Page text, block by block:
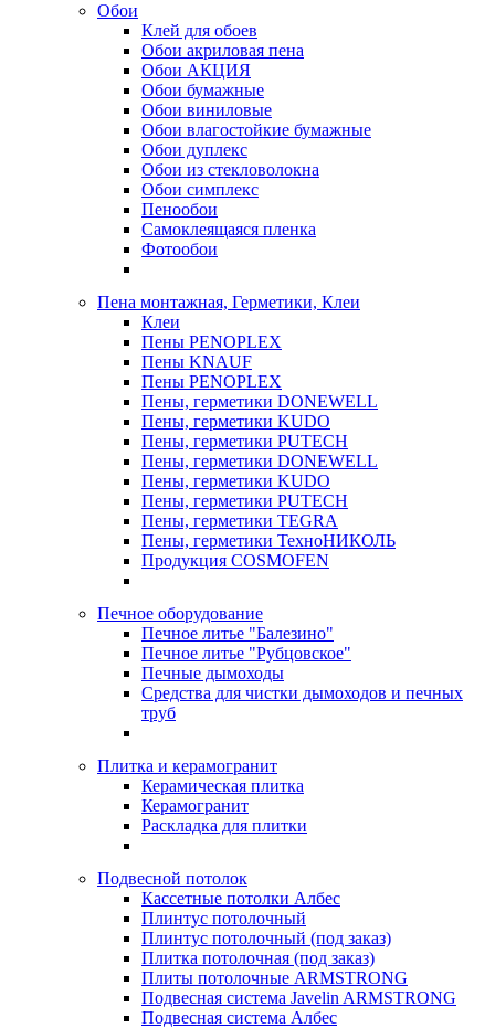
Обои
Клей для обоев
Обои акриловая пена
Обои АКЦИЯ
Обои бумажные
Обои виниловые
Обои влагостойкие бумажные
Обои дуплекс
Обои из стекловолокна
Обои симплекс
Пенообои
Самоклеящаяся пленка
Фотообои
Пена монтажная, Герметики, Клеи
Клеи
Пены PENOPLEX
Пены KNAUF
Пены PENOPLEX
Пены, герметики DONEWELL
Пены, герметики KUDO
Пены, герметики PUTECH
Пены, герметики DONEWELL
Пены, герметики KUDO
Пены, герметики PUTECH
Пены, герметики TEGRA
Пены, герметики ТехноНИКОЛЬ
Продукция COSMOFEN
Печное оборудование
Печное литье "Балезино"
Печное литье "Рубцовское"
Печные дымоходы
Средства для чистки дымоходов и печных
труб
Плитка и керамогранит
Керамическая плитка
Керамогранит
Раскладка для плитки
Подвесной потолок
Кассетные потолки Албес
Плинтус потолочный
Плинтус потолочный (под заказ)
Плитка потолочная (под заказ)
Плиты потолочные ARMSTRONG
Подвесная система Javelin ARMSTRONG
Подвесная система Албес